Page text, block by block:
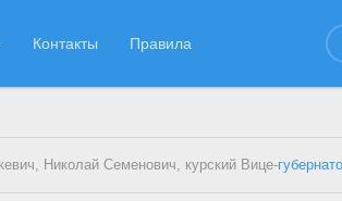
Контакты Правила
Николай Семенович, курский Вице-